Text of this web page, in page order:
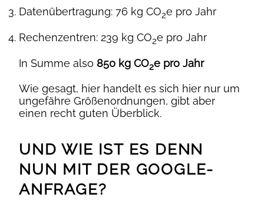
Datenübertragung: 76 kg CO2e pro Jahr
Rechenzentren: 239 kg CO2e pro Jahr
In Summe also 850 kg CO2e pro Jahr
Wie gesagt, hier handelt es sich hier nur um
ungefähre Größenordnungen, gibt aber
einen recht guten Überblick.
UND WIE IST ES DENN
NUN MIT DER GOOGLE-
ANFRAGE?